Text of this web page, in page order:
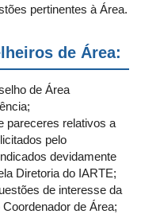
pertinentes à Área.
de Área:
de Área
pareceres relativos a
pelo
devidamente
Diretoria do IARTE;
de interesse da
de Área;